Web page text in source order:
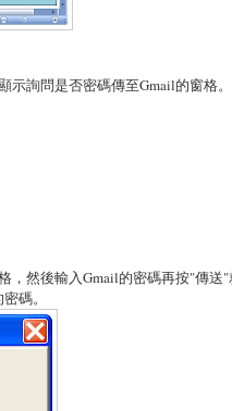
詢問是否密碼傳至Gmail的窗格。
然後輸入Gmail的密碼再按"傳送"
碼。